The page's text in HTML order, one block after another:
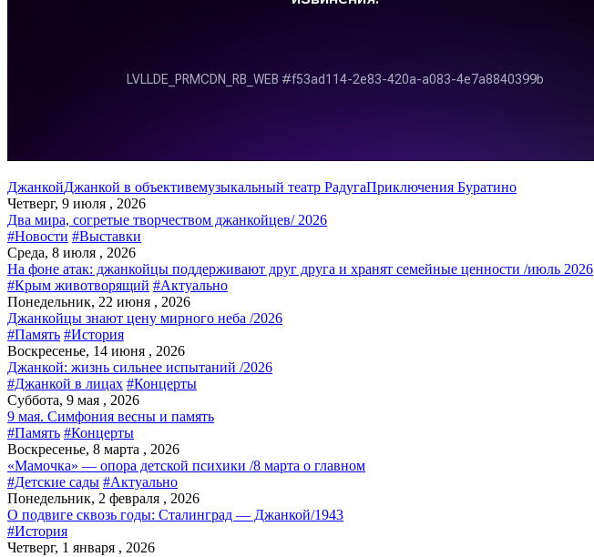
ДжанкойДжанкой в объективемузыкальный театр РадугаПриключения Буратино
Четверг, 9 июля , 2026
Два мира, согретые творчеством джанкойцев/ 2026
#Новости #Выставки
Среда, 8 июля , 2026
На фоне атак: джанкойцы поддерживают друг друга и хранят семейные ценности /июль 2026
#Крым животворящий #Актуально
Понедельник, 22 июня , 2026
Джанкойцы знают цену мирного неба /2026
#Память #История
Воскресенье, 14 июня , 2026
Джанкой: жизнь сильнее испытаний /2026
#Джанкой в лицах #Концерты
Суббота, 9 мая , 2026
9 мая. Симфония весны и память
#Память #Концерты
Воскресенье, 8 марта , 2026
«Мамочка» — опора детской психики /8 марта о главном
#Детские сады #Актуально
Понедельник, 2 февраля , 2026
О подвиге сквозь годы: Сталинград — Джанкой/1943
#История
Четверг, 1 января , 2026